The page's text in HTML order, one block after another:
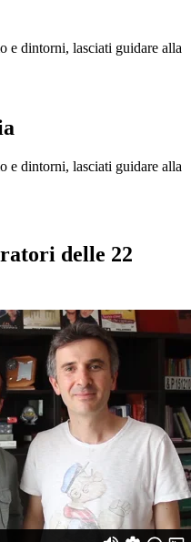
e dintorni, lasciati guidare alla
e dintorni, lasciati guidare alla
delle 22